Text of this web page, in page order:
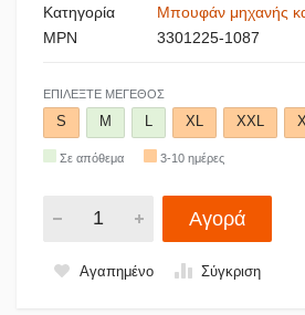
Κατηγορία
Μπουφάν μηχανής
MPN
3301225-1087
ΕΠΙΛΈΞΤΕ ΜΈΓΕΘΟΣ
S M L XL XXL
Σε απόθεμα 3-10 ημέρες
Αγορά
Αγαπημένο Σύγκριση